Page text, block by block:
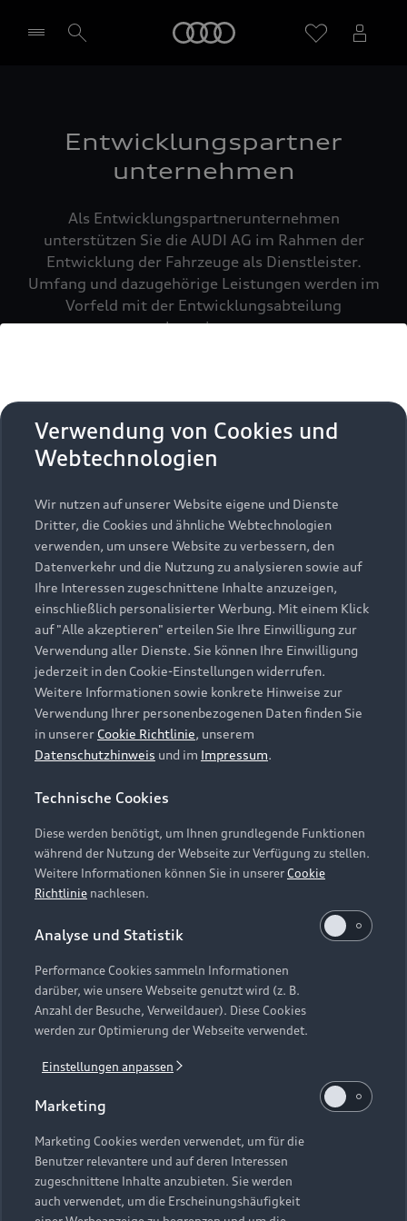
Entwicklungspartner
unternehmen
Als Entwicklungspartnerunternehmen
unterstützen Sie die AUDI AG im Rahmen der
Entwicklung der Fahrzeuge als Dienstleister.
Umfang und dazugehörige Leistungen werden im
Vorfeld mit der Entwicklungsabteilung
abgestimmt.
Entwicklungspartnerunternehmen
VWGroupsupply.com
BusinessNet
KVS
CONNECT
e-Sign
Zurück nach oben
Alle Modelle
Plug-in-Hybride
Kaufen & leasen
Neuwagensuche
Gebrauchtwagensuche
Gebrauchtwagen
Finanzierung
Aktionen & Angebote
Geschäftskunden
Audi Services
Support
Kundenservice
Händlersuche
Audi Code
Häufige Fragen (FAQ)
Audi Online Beratung
Online-Terminvereinbarung
Über Audi
Investor Relations
Presse & Media Center
© 2026 AUDI AG. Alle Rechte vorbehalten
Impressum Rechtliches Hinweisgebersystem
Verwendung von Cookies und
Webtechnologien
Wir nutzen auf unserer Website eigene und Dienste
Dritter, die Cookies und ähnliche Webtechnologien
verwenden, um unsere Website zu verbessern, den
Datenverkehr und die Nutzung zu analysieren sowie auf
Ihre Interessen zugeschnittene Inhalte anzuzeigen,
einschließlich personalisierter Werbung. Mit einem Klick
auf "Alle akzeptieren" erteilen Sie Ihre Einwilligung zur
Verwendung aller Dienste. Sie können Ihre Einwilligung
jederzeit in den Cookie-Einstellungen widerrufen.
Weitere Informationen sowie konkrete Hinweise zur
Verwendung Ihrer personenbezogenen Daten finden Sie
in unserer Cookie Richtlinie, unserem
Datenschutzhinweis und im Impressum.
Technische Cookies
Diese werden benötigt, um Ihnen grundlegende Funktionen
während der Nutzung der Webseite zur Verfügung zu stellen.
Weitere Informationen können Sie in unsererCookie
Richtlinie nachlesen.
Analyse und Statistik
Performance Cookies sammeln Informationen
darüber, wie unsere Webseite genutzt wird (z. B.
Anzahl der Besuche, Verweildauer). Diese Cookies
werden zur Optimierung der Webseite verwendet.
Einstellungen anpassen
Marketing
Marketing Cookies werden verwendet, um für die
Benutzer relevantere und auf deren Interessen
zugeschnittene Inhalte anzubieten. Sie werden
auch verwendet, um die Erscheinungshäufigkeit